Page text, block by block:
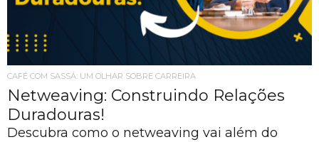
CAFÉ COM SASSÁ: UM OLHAR SOBRE CARREIRA
Netweaving: Construindo Relações
Duradouras!
Descubra como o netweaving vai além do